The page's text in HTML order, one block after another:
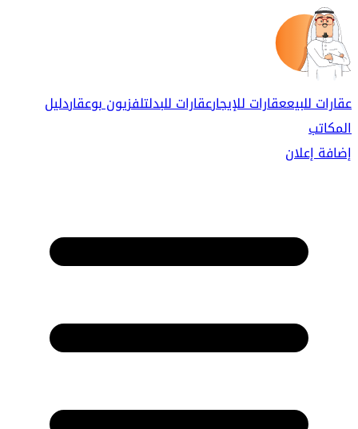
عقارات للبيععقارات للإيجارعقارات للبدلتلفزيون بوعقاردليل
المكاتب
إضافة إعلان